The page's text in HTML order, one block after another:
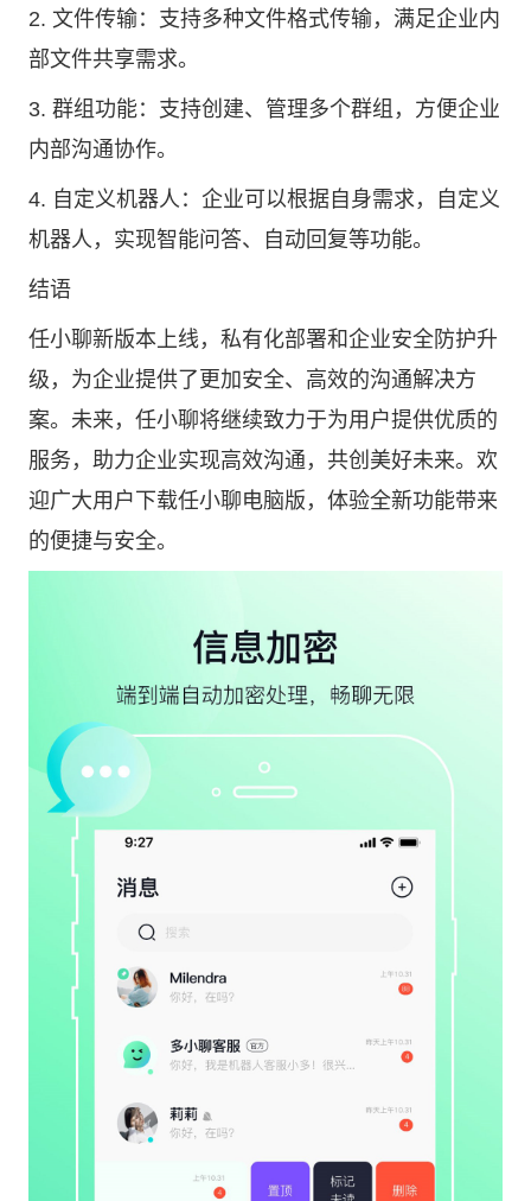
2. 文件传输：支持多种文件格式传输，满足企业内
部文件共享需求。
3. 群组功能：支持创建、管理多个群组，方便企业
内部沟通协作。
4. 自定义机器人：企业可以根据自身需求，自定义
机器人，实现智能问答、自动回复等功能。
结语
任小聊新版本上线，私有化部署和企业安全防护升
级，为企业提供了更加安全、高效的沟通解决方
案。未来，任小聊将继续致力于为用户提供优质的
服务，助力企业实现高效沟通，共创美好未来。欢
迎广大用户下载任小聊电脑版，体验全新功能带来
的便捷与安全。